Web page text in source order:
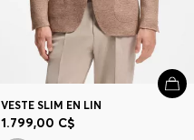
VESTE SLIM EN LIN
1.799,00 C$